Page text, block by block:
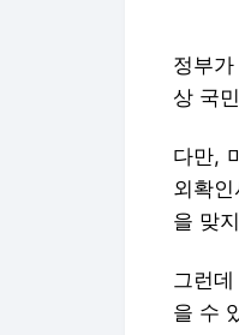
정부
상 국
다만,
외확
을 맞
그런
을 수